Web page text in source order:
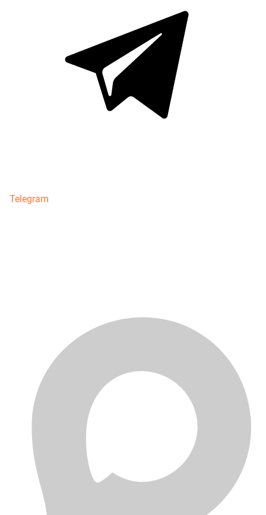
Telegram